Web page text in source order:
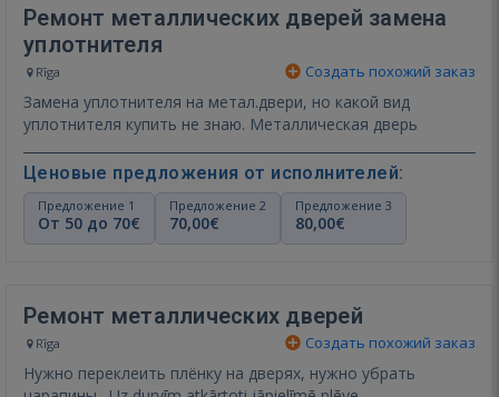
Ремонт металлических дверей замена
уплотнителя
Rīga Создать похожий заказ
Замена уплотнителя на метал.двери, но какой вид
уплотнителя купить не знаю. Металлическая дверь
Ценовые предложения от исполнителей:
Предложение 1
От 50 до 70€
Предложение 2
70,00€
Предложение 3
80,00€
Ремонт металлических дверей
Rīga Создать похожий заказ
Нужно переклеить плёнку на дверях, нужно убрать